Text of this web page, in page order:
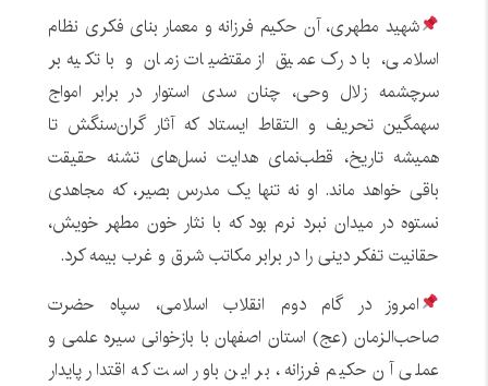
شهید مطهری، آن حکیم فرزانه و معمار بنای فکری نظام
اسلامی، با درک عمیق از مقتضیات زمان و با تکیه بر
سرچشمه زلال وحی، چنان سدی استوار در برابر امواج
سهمگین تحریف و التقاط ایستاد که آثار گران‌سنگش تا
همیشه تاریخ، قطب‌نمای هدایت نسل‌های تشنه حقیقت
باقی خواهد ماند. او نه تنها یک مدرس بصیر، که مجاهدی
نستوه در میدان نبرد نرم بود که با نثار خون مطهر خویش،
حقانیت تفکر دینی را در برابر مکاتب شرق و غرب بیمه کرد.
امروز در گام دوم انقلاب اسلامی، سپاه حضرت
صاحب‌الزمان (عج) استان اصفهان با بازخوانی سیره علمی و
عملی آن حکیم فرزانه، بر این باور است که اقتدار پایدار